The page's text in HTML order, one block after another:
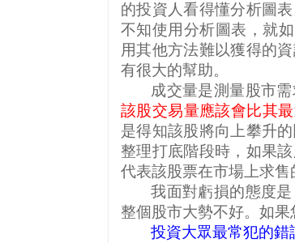
的投資人看得懂分析圖
不知使用分析圖表，就
用其他方法難以獲得的
有很大的幫助。
成交量是測量股市
該股交易量應該會比其
是得知該股將向上攀升
整理打底階段時，如果
代表該股票在市場上求售
我面對虧損的態度
整個股市大勢不好。如果
投資大眾最常犯的錯